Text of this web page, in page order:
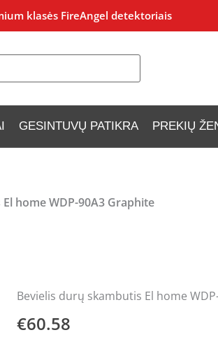
klasės FireAngel detektoriais
GESINTUVŲ PATIKRA PREKIŲ
home WDP-90A3 Graphite
Bevielis durų skambutis El home
€60.58